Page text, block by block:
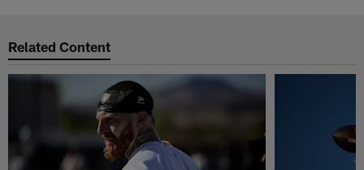
Related Content